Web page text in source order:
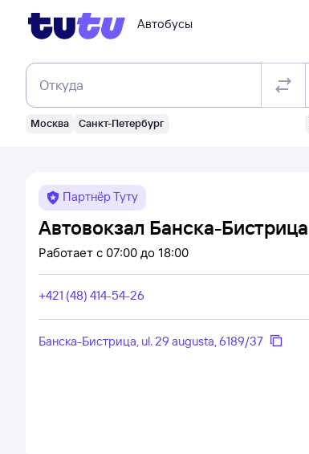
Автобусы
Откуда
Москва Санкт-Петербург
Партнёр Туту
Автовокзал Банска-Бистрица
Работает с 07:00 до 18:00
+421 (48) 414-54-26
Банска-Бистрица, ul. 29 augusta, 6189/37